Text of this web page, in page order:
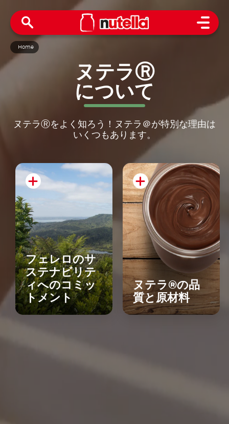
Open
Home
ヌテラⓇ
について
ヌテラⓇをよく知ろう！ヌテラ＠が特別な理由は
いくつもあります。
フェレロのサ
ステナビリテ
ィへのコミッ
トメント
ヌテラ®の品
質と原材料